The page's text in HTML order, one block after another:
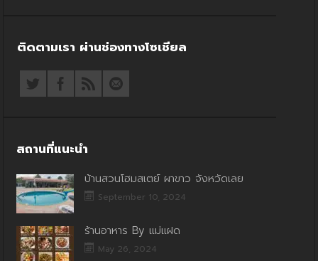
ติดตามเรา ผ่านช่องทางโซเชียล
สถานที่แนะนำ
บ้านสวนโฮมสเตย์ ผาขาว จังหวัดเลย
September 10, 2024
ร้านอาหาร By แม่แฝด
May 26, 2024